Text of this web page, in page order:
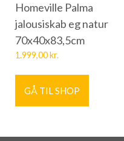
Homeville Palma
jalousiskab eg natur
70x40x83,5cm
1.999,00kr.
GÅ TIL SHOP